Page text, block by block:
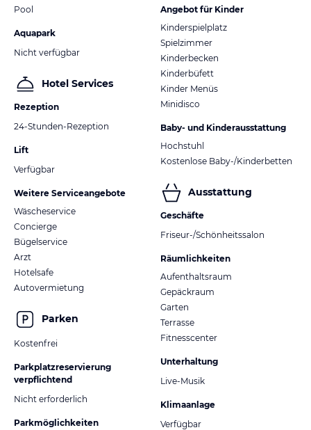
Pool
Aquapark
Nicht verfügbar
Hotel Services
Rezeption
24-Stunden-Rezeption
Lift
Verfügbar
Weitere Serviceangebote
Wäscheservice
Concierge
Bügelservice
Arzt
Hotelsafe
Autovermietung
Parken
Kostenfrei
Parkplatzreservierung
verpflichtend
Nicht erforderlich
Parkmöglichkeiten
Angebot für Kinder
Kinderspielplatz
Spielzimmer
Kinderbecken
Kinderbüfett
Kinder Menüs
Minidisco
Baby- und Kinderausstattung
Hochstuhl
Kostenlose Baby-/Kinderbetten
Ausstattung
Geschäfte
Friseur-/Schönheitssalon
Räumlichkeiten
Aufenthaltsraum
Gepäckraum
Garten
Terrasse
Fitnesscenter
Unterhaltung
Live-Musik
Klimaanlage
Verfügbar